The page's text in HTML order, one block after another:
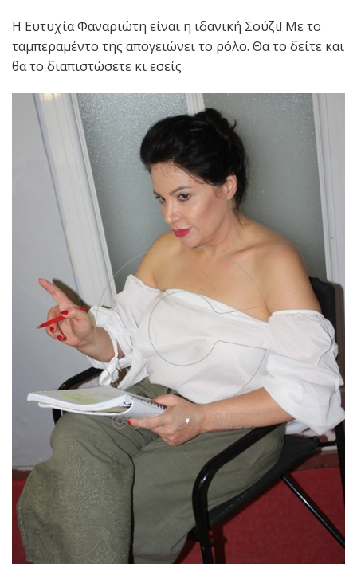
Η Ευτυχία Φαναριώτη είναι η ιδανική Σούζι! Με το
ταμπεραμέντο της απογειώνει το ρόλο. Θα το δείτε και
θα το διαπιστώσετε κι εσείς